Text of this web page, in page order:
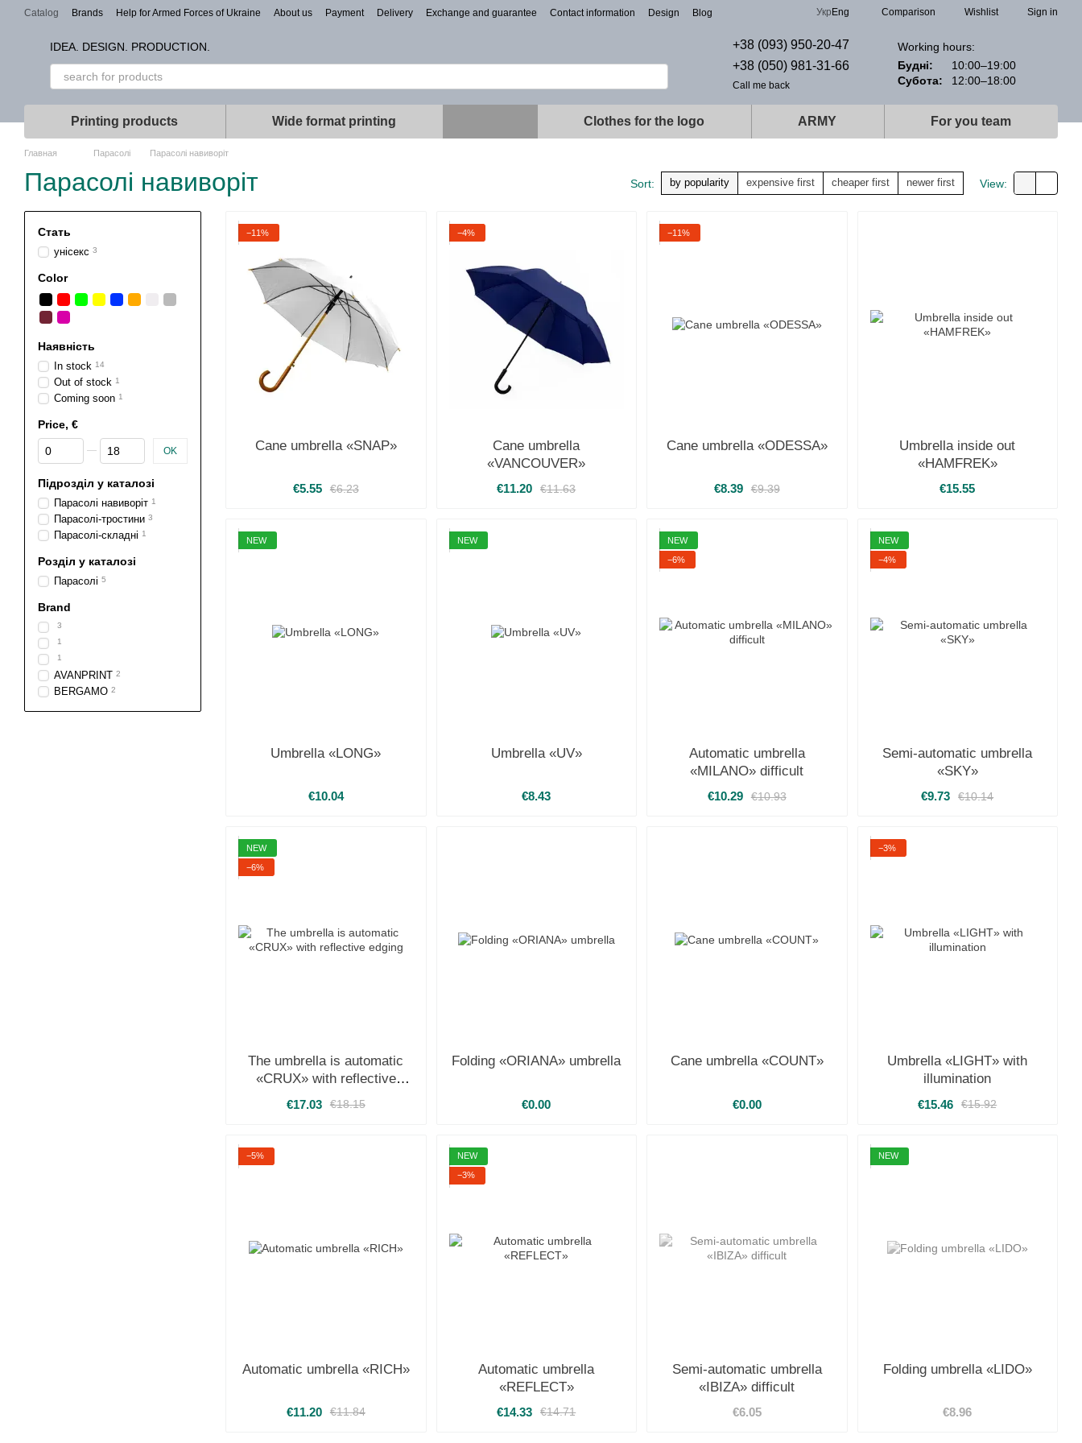
Skip to main content
Catalog Brands Help for Armed Forces of Ukraine About us Payment Delivery Exchange and guarantee Contact information Design
Blog
Укр Eng Comparison Wishlist Sign in
IDEA. DESIGN. PRODUCTION.
+38 (093) 950-20-47
+38 (050) 981-31-66
Call me back
Working hours:
Будні:
10:00–19:00
Субота:
12:00–18:00
Printing products Wide format printing Clothes for the logo ARMY For you team
Главная Парасолі Парасолі навиворіт
Парасолі навиворіт Sort: by popularity expensive first cheaper first newer first View:
−11%
Cane umbrella «SNAP»
€6.23
€5.55
−4%
Cane umbrella
«VANCOUVER»
€11.63
€11.20
−11%
Cane umbrella «ODESSA»
€9.39
€8.39
Umbrella inside out
«HAMFREK»
€15.55
NEW
Umbrella «LONG»
€10.04
NEW
Umbrella «UV»
€8.43
NEW
−6%
Automatic umbrella
«MILANO» difficult
€10.93
€10.29
NEW
−4%
Semi-automatic umbrella
«SKY»
€10.14
€9.73
NEW
−6%
The umbrella is automatic
«CRUX» with reflective
edging€18.15
€17.03
Folding «ORIANA» umbrella
€0.00
Cane umbrella «COUNT»
€0.00
−3%
Umbrella «LIGHT» with
illumination
€15.92
€15.46
−5%
Automatic umbrella «RICH»
€11.84
€11.20
NEW
−3%
Automatic umbrella
«REFLECT»
€14.71
€14.33
Semi-automatic umbrella
«IBIZA» difficult
€6.05
NEW
Folding umbrella «LIDO»
€8.96
Стать
унісекс 3
Color
Наявність
In stock 14
Out of stock 1
Coming soon 1
Price, €
From Price, €
To Price, € OK
Підрозділ у каталозі
Парасолі навиворіт 1
Парасолі-тростини 3
Парасолі-складні 1
Розділ у каталозі
Парасолі 5
Brand
3
1
1
AVANPRINT 2
BERGAMO 2